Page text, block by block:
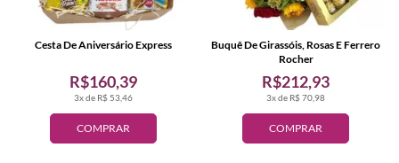
COMPRAR
3x de R$ 53,46
R$160,39
Cesta De Aniversário Express
COMPRAR
3x de R$ 70,98
R$212,93
Buquê De Girassóis, Rosas E Ferrero
Rocher